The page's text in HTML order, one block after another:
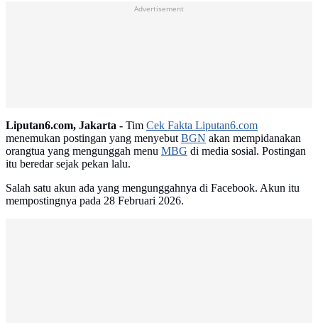
Advertisement
Liputan6.com, Jakarta - Tim Cek Fakta Liputan6.com
menemukan postingan yang menyebutBGN akan mempidanakan
orangtua yang mengunggah menu MBG di media sosial. Postingan
itu beredar sejak pekan lalu.
Salah satu akun ada yang mengunggahnya di Facebook. Akun itu
mempostingnya pada 28 Februari 2026.